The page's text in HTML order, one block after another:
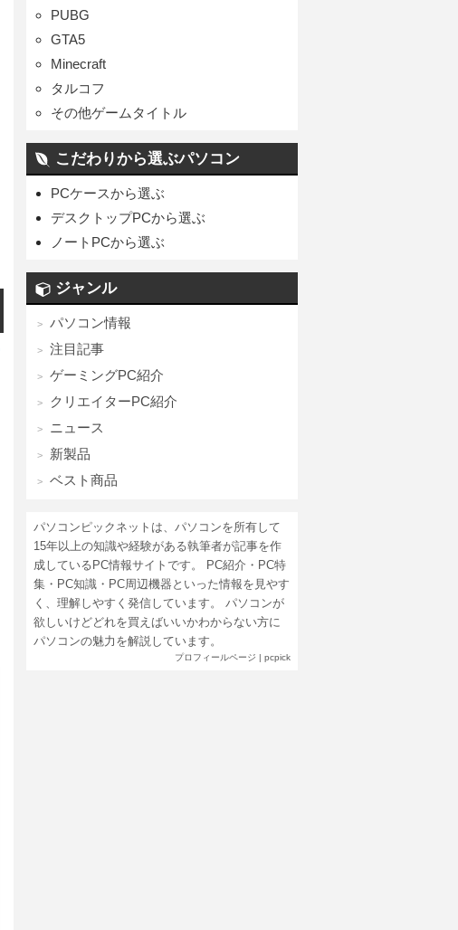
PUBG
GTA5
Minecraft
タルコフ
その他ゲームタイトル
こだわりから選ぶパソコン
PCケースから選ぶ
デスクトップPCから選ぶ
ノートPCから選ぶ
ジャンル
パソコン情報
注目記事
ゲーミングPC紹介
クリエイターPC紹介
ニュース
新製品
ベスト商品
パソコンピックネットは、パソコンを所有して
15年以上の知識や経験がある執筆者が記事を作
成しているPC情報サイトです。 PC紹介・PC特
集・PC知識・PC周辺機器といった情報を見やす
く、理解しやすく発信しています。 パソコンが
欲しいけどどれを買えばいいかわからない方に
パソコンの魅力を解説しています。
プロフィールページ | pcpick